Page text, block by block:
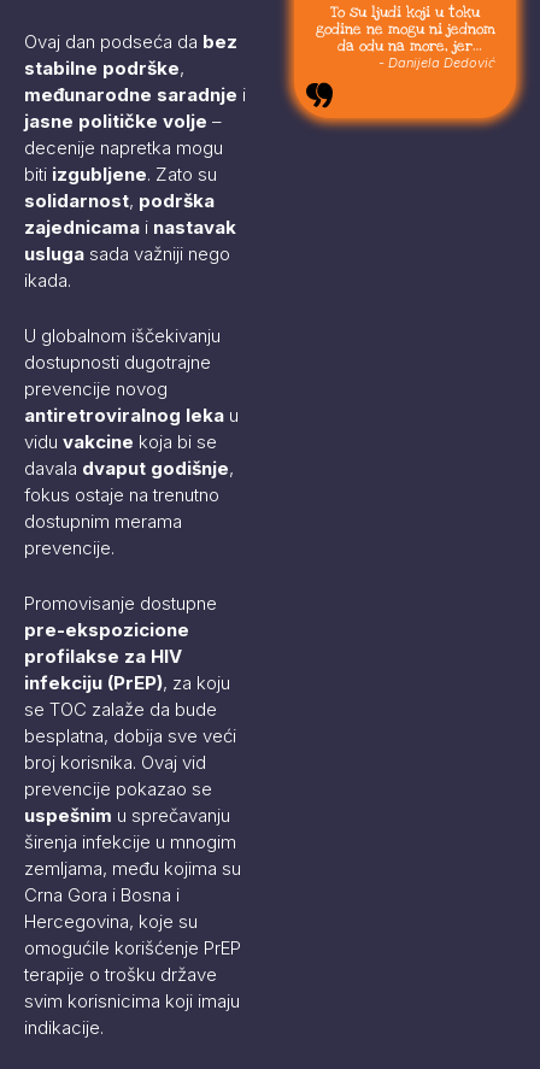
Ovaj dan podseća da bez
stabilne podrške,
međunarodne saradnje i
jasne političke volje –
decenije napretka mogu
biti izgubljene. Zato su
solidarnost, podrška
zajednicama i nastavak
usluga sada važniji nego
ikada.
U globalnom iščekivanju
dostupnosti dugotrajne
prevencije novog
antiretroviralnog leka u
vidu vakcine koja bi se
davala dvaput godišnje,
fokus ostaje na trenutno
dostupnim merama
prevencije.
Promovisanje dostupne
pre-ekspozicione
profilakse za HIV
infekciju (PrEP), za koju
se TOC zalaže da bude
besplatna, dobija sve veći
broj korisnika. Ovaj vid
prevencije pokazao se
uspešnim u sprečavanju
širenja infekcije u mnogim
zemljama, među kojima su
Crna Gora i Bosna i
Hercegovina, koje su
omogućile korišćenje PrEP
terapije o trošku države
svim korisnicima koji imaju
indikacije.
To su ljudi koji u toku
godine ne mogu ni jednom
da odu na more, jer
moraju da budu uvek sa
- Danijela Dedović